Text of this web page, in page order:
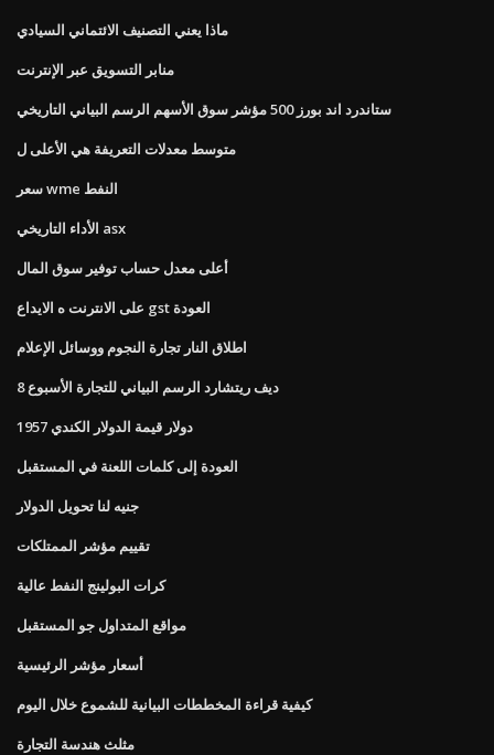
ماذا يعني التصنيف الائتماني السيادي
منابر التسويق عبر الإنترنت
ستاندرد اند بورز 500 مؤشر سوق الأسهم الرسم البياني التاريخي
متوسط ​​معدلات التعريفة هي الأعلى ل
سعر wme النفط
الأداء التاريخي asx
أعلى معدل حساب توفير سوق المال
على الانترنت ه الايداع gst العودة
اطلاق النار تجارة النجوم ووسائل الإعلام
ديف ريتشارد الرسم البياني للتجارة الأسبوع 8
1957 دولار قيمة الدولار الكندي
العودة إلى كلمات اللعنة في المستقبل
جنيه لنا تحويل الدولار
تقييم مؤشر الممتلكات
كرات البولينج النفط عالية
مواقع المتداول جو المستقبل
أسعار مؤشر الرئيسية
كيفية قراءة المخططات البيانية للشموع خلال اليوم
مثلث هندسة التجارة